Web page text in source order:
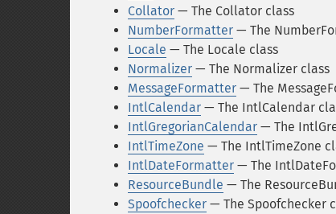
Collator — The Collator class
NumberFormatter — The
Locale — The Locale class
Normalizer — The Normalizer class
MessageFormatter — The
IntlCalendar — The IntlCalendar
IntlGregorianCalendar — The
IntlTimeZone — The IntlTimeZone
IntlDateFormatter — The
ResourceBundle — The
Spoofchecker — The Spoofchecker